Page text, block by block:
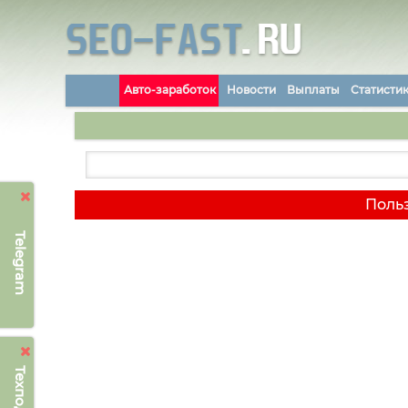
Telegram
Авто-заработок Новости Выплаты